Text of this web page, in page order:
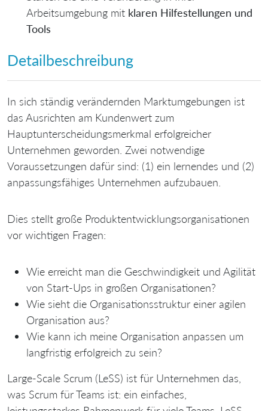
Arbeitsumgebung mit klaren Hilfestellungen und
Tools
Detailbeschreibung
In sich ständig verändernden Marktumgebungen ist
das Ausrichten am Kundenwert zum
Hauptunterscheidungsmerkmal erfolgreicher
Unternehmen geworden. Zwei notwendige
Voraussetzungen dafür sind: (1) ein lernendes und (2)
anpassungsfähiges Unternehmen aufzubauen.
Dies stellt große Produktentwicklungsorganisationen
vor wichtigen Fragen:
Wie erreicht man die Geschwindigkeit und Agilität
von Start-Ups in großen Organisationen?
Wie sieht die Organisationsstruktur einer agilen
Organisation aus?
Wie kann ich meine Organisation anpassen um
langfristig erfolgreich zu sein?
Large-Scale Scrum (LeSS) ist für Unternehmen das,
was Scrum für Teams ist: ein einfaches,